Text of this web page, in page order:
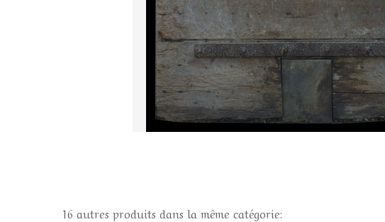
16 autres produits dans la même catégorie: